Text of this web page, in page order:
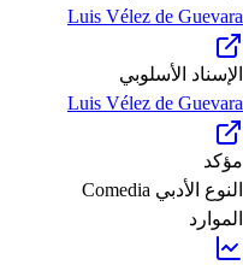
Luis Vélez de Guevara
الإسناد الأسلوبي
Luis Vélez de Guevara
مؤكد
النوع الأدبي Comedia
الموارد